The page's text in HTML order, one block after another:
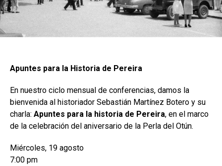
Apuntes para la Historia de Pereira
En nuestro ciclo mensual de conferencias, damos la
bienvenida al historiador Sebastián Martínez Botero y su
charla: Apuntes para la historia de Pereira, en el marco
de la celebración del aniversario de la Perla del Otún.
Miércoles, 19 agosto
7:00 pm